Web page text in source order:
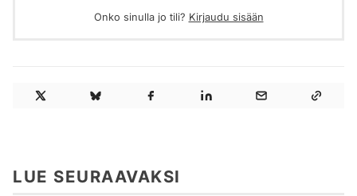
Onko sinulla jo tili? Kirjaudu sisään
LUE SEURAAVAKSI